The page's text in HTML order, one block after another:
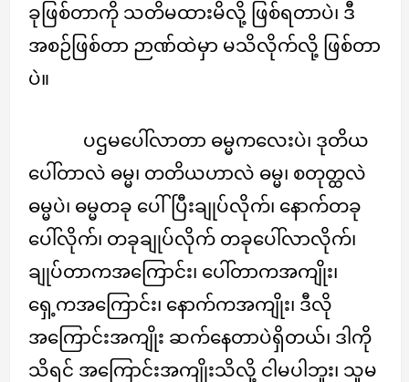
ခုဖြစ်တာကို သတိမထားမိလို့ ဖြစ်ရတာပဲ၊ ဒီ
အစဉ်ဖြစ်တာ ဉာဏ်ထဲမှာ မသိလိုက်လို့ ဖြစ်တာ
ပဲ။
ပဌမပေါ်လာတာ ဓမ္မကလေးပဲ၊ ဒုတိယ
ပေါ်တာလဲ ဓမ္မ၊ တတိယဟာလဲ ဓမ္မ၊ စတုတ္ထလဲ
ဓမ္မပဲ၊ ဓမ္မတခု ပေါ်ပြီးချုပ်လိုက်၊ နောက်တခု
ပေါ်လိုက်၊ တခုချုပ်လိုက် တခုပေါ်လာလိုက်၊
ချုပ်တာကအကြောင်း၊ ပေါ်တာကအကျိုး၊
ရှေ့ကအကြောင်း၊ နောက်ကအကျိုး၊ ဒီလို
အကြောင်းအကျိုး ဆက်နေတာပဲရှိတယ်၊ ဒါကို
သိရင် အကြောင်းအကျိုးသိလို့ ငါမပါဘူး၊ သူမ